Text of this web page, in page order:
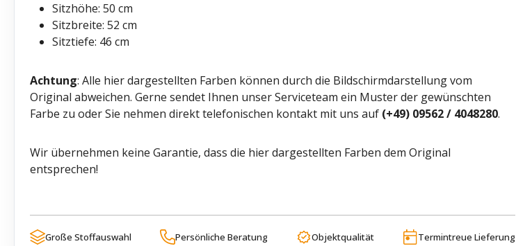
Sitzhöhe: 50 cm
Sitzbreite: 52 cm
Sitztiefe: 46 cm
Achtung: Alle hier dargestellten Farben können durch die Bildschirmdarstellung vom
Original abweichen. Gerne sendet Ihnen unser Serviceteam ein Muster der gewünschten
Farbe zu oder Sie nehmen direkt telefonischen kontakt mit uns auf (+49) 09562 / 4048280.
Wir übernehmen keine Garantie, dass die hier dargestellten Farben dem Original
entsprechen!
Große Stoffauswahl Persönliche Beratung Objektqualität Termintreue Lieferung